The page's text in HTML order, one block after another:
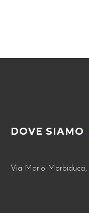
DOVE SIAMO
Via Mario